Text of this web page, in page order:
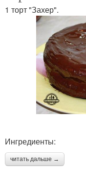
1 торт "Захер".
Ингредиенты:
читать дальше →